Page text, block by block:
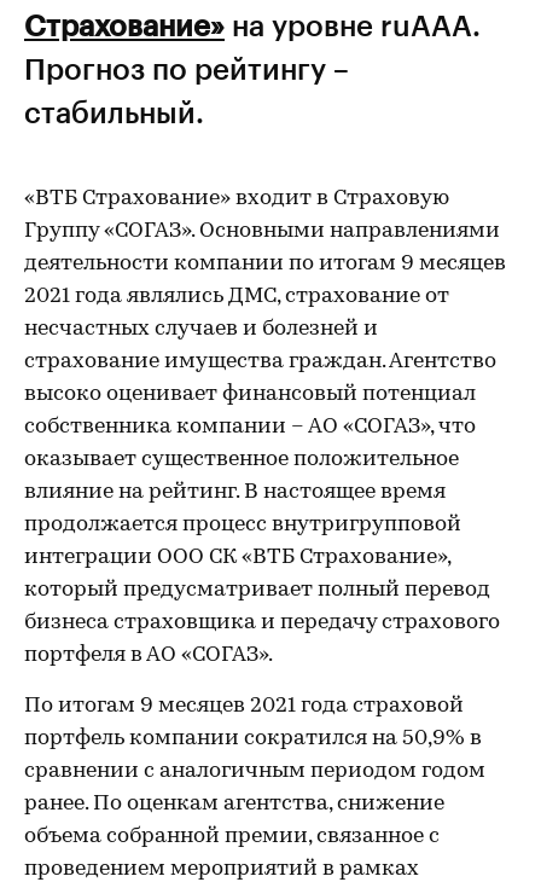
Страхование» на уровне ruAAA.
Прогноз по рейтингу –
стабильный.
«ВТБ Страхование» входит в Страховую
Группу «СОГАЗ». Основными направлениями
деятельности компании по итогам 9 месяцев
2021 года являлись ДМС, страхование от
несчастных случаев и болезней и
страхование имущества граждан. Агентство
высоко оценивает финансовый потенциал
собственника компании – АО «СОГАЗ», что
оказывает существенное положительное
влияние на рейтинг. В настоящее время
продолжается процесс внутригрупповой
интеграции ООО СК «ВТБ Страхование»,
который предусматривает полный перевод
бизнеса страховщика и передачу страхового
портфеля в АО «СОГАЗ».
По итогам 9 месяцев 2021 года страховой
портфель компании сократился на 50,9% в
сравнении с аналогичным периодом годом
ранее. По оценкам агентства, снижение
объема собранной премии, связанное с
проведением мероприятий в рамках